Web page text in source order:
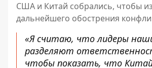
США и Китай собрались, чтобы
дальнейшего обострения
«Я считаю, что лидеры
разделяют
чтобы показать, что